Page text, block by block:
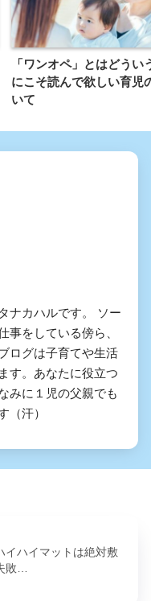
「ワンオペ」とはどうい
にこそ読んで欲しい育児
いて
ナカハルです。 ソー
事をしている傍ら、
ログは子育てや生活
す。あなたに役立つ
みに１児の父親でも
（汗）
イハイマットは絶対敷
敗…